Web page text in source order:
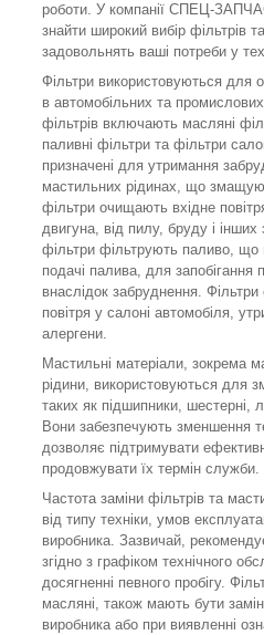
роботи. У компанії СПЕЦ-
знайти широкий вибір фільтрів
задовольнять ваші потреби у
Фільтри використовуються для
в автомобільних та
фільтрів включають масляні
паливні фільтри та фільтри
призначені для утримання
мастильних рідинах, що
фільтри очищають вхідне
двигуна, від пилу, бруду і
фільтри фільтрують паливо,
подачі палива, для
внаслідок забруднення.
повітря у салоні автомобіля,
алергени.
Мастильні матеріали, зокрема
рідини, використовуються для
таких як підшипники, шестерні,
Вони забезпечують зменшення
дозволяє підтримувати
продовжувати їх термін служби.
Частота заміни фільтрів та
від типу техніки, умов
виробника. Зазвичай,
згідно з графіком технічного
досягненні певного пробігу.
масляні, також мають бути
виробника або при виявленні